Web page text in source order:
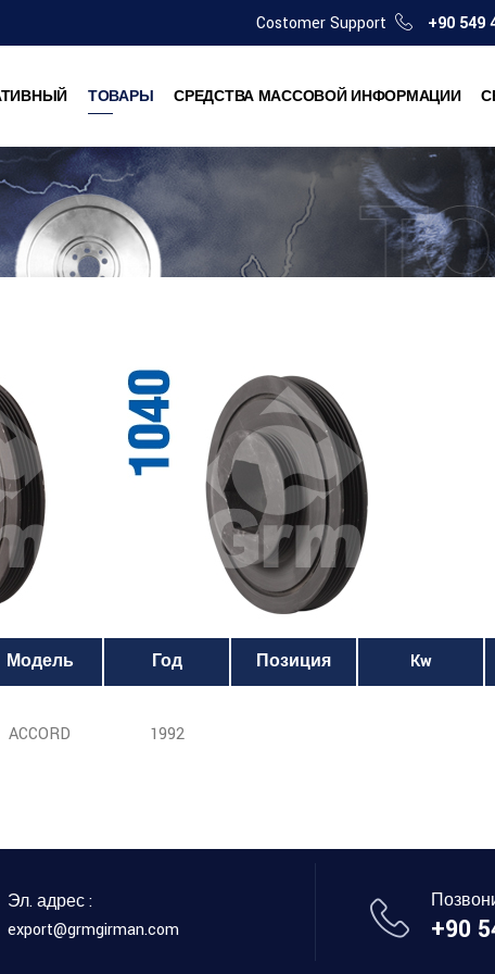
Costomer Support +90 549
ТОВАРЫ СРЕДСТВА МАССОВОЙ ИНФОРМАЦИИ
Модель Год Позиция Kw
ACCORD 1992
Эл. адрес :
export@grmgirman.com
+90